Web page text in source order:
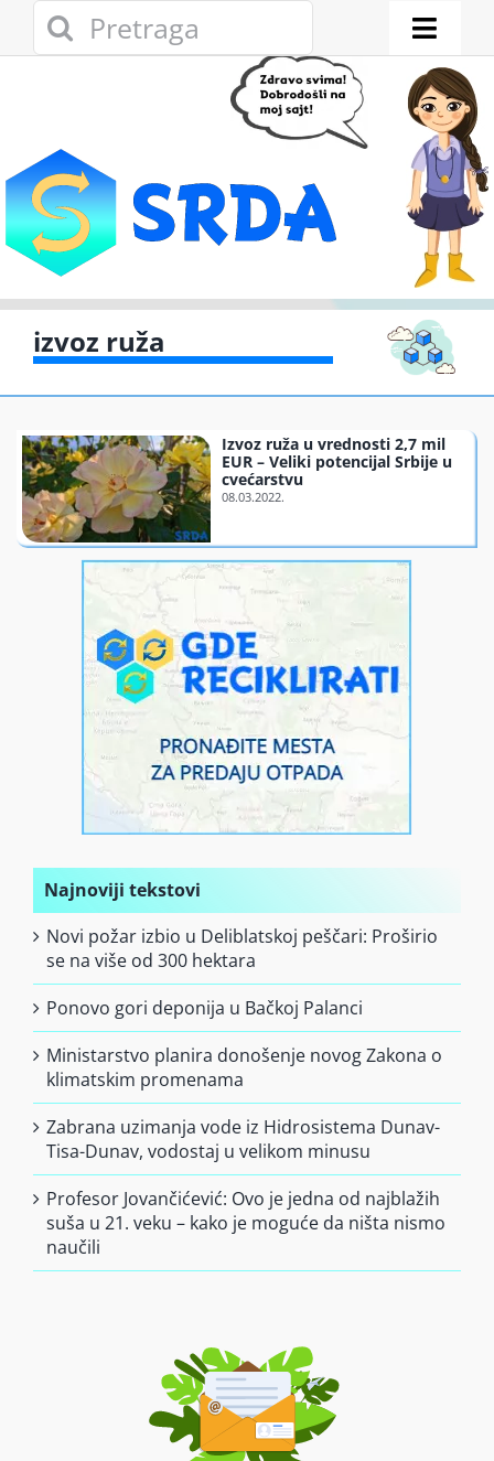
Search
for:
Toggle
Eko adresar
Eko pravo
Gde reciklirati
Zelena privreda
Finansiranje
O nama
izvoz ruža
Izvoz ruža u vrednosti 2,7 mil
EUR – Veliki potencijal Srbije u
cvećarstvu
Najnoviji tekstovi
Novi požar izbio u Deliblatskoj peščari: Proširio
se na više od 300 hektara
Ponovo gori deponija u Bačkoj Palanci
Ministarstvo planira donošenje novog Zakona o
klimatskim promenama
Zabrana uzimanja vode iz Hidrosistema Dunav-
Tisa-Dunav, vodostaj u velikom minusu
Profesor Jovančićević: Ovo je jedna od najblažih
suša u 21. veku – kako je moguće da ništa nismo
naučili